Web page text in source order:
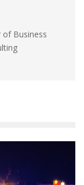
of Business